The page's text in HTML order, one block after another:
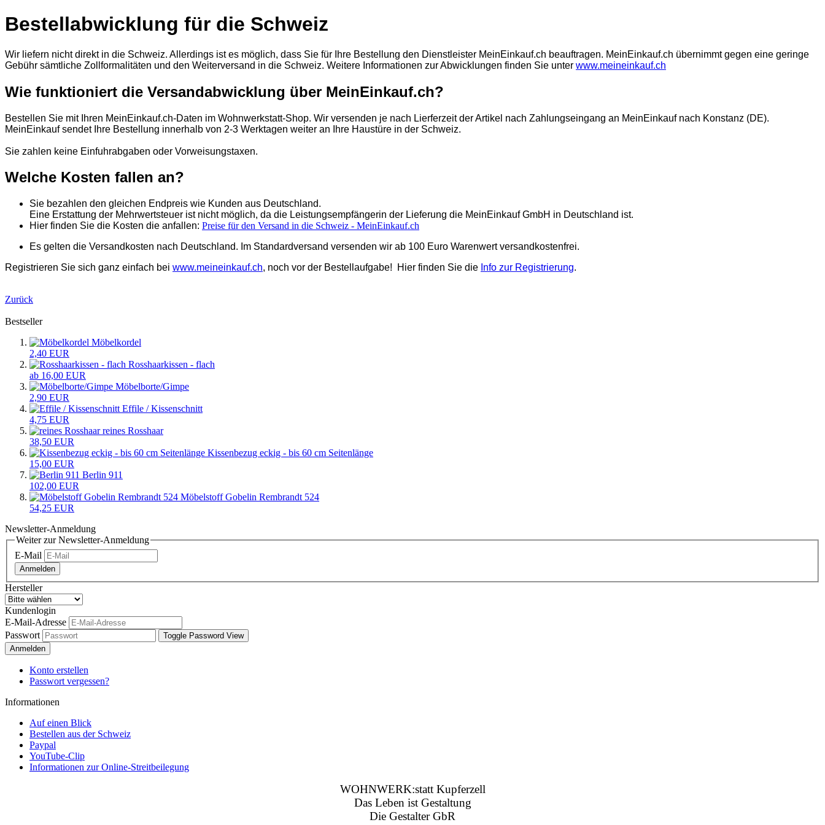
Bestellabwicklung für die Schweiz
Wir liefern nicht direkt in die Schweiz. Allerdings ist es möglich, dass Sie für Ihre Bestellung den Dienstleister MeinEinkauf.ch beauftragen. MeinEinkauf.ch übernimmt gegen eine geringe
Gebühr sämtliche Zollformalitäten und den Weiterversand in die Schweiz. Weitere Informationen zur Abwicklungen finden Sie unter www.meineinkauf.ch
Wie funktioniert die Versandabwicklung über MeinEinkauf.ch?
Bestellen Sie mit Ihren MeinEinkauf.ch-Daten im Wohnwerkstatt-Shop. Wir versenden je nach Lierferzeit der Artikel nach Zahlungseingang an MeinEinkauf nach Konstanz (DE).
MeinEinkauf sendet Ihre Bestellung innerhalb von 2-3 Werktagen weiter an Ihre Haustüre in der Schweiz.
Sie zahlen keine Einfuhrabgaben oder Vorweisungstaxen.
Welche Kosten fallen an?
Sie bezahlen den gleichen Endpreis wie Kunden aus Deutschland.
Eine Erstattung der Mehrwertsteuer ist nicht möglich, da die Leistungsempfängerin der Lieferung die MeinEinkauf GmbH in Deutschland ist.
Hier finden Sie die Kosten die anfallen: Preise für den Versand in die Schweiz - MeinEinkauf.ch
Es gelten die Versandkosten nach Deutschland. Im Standardversand versenden wir ab 100 Euro Warenwert versandkostenfrei.
Registrieren Sie sich ganz einfach bei www.meineinkauf.ch, noch vor der Bestellaufgabe! Hier finden Sie die Info zur Registrierung.
Zurück
Bestseller
Möbelkordel
2,40 EUR
Rosshaarkissen - flach
ab 16,00 EUR
Möbelborte/Gimpe
2,90 EUR
Effile / Kissenschnitt
4,75 EUR
reines Rosshaar
38,50 EUR
Kissenbezug eckig - bis 60 cm Seitenlänge
15,00 EUR
Berlin 911
102,00 EUR
Möbelstoff Gobelin Rembrandt 524
54,25 EUR
Newsletter-Anmeldung
Weiter zur Newsletter-Anmeldung
E-Mail
Anmelden
Hersteller
Kundenlogin
E-Mail-Adresse
Passwort
Toggle Password View
Anmelden
Konto erstellen
Passwort vergessen?
Informationen
Auf einen Blick
Bestellen aus der Schweiz
Paypal
YouTube-Clip
Informationen zur Online-Streitbeilegung
WOHNWERK:statt Kupferzell
Das Leben ist Gestaltung
Die Gestalter GbR